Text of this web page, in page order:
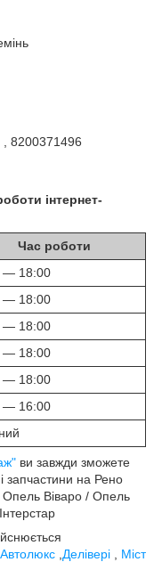
8200371496
Час роботи
— 18:00
— 18:00
— 18:00
— 18:00
— 18:00
— 16:00
ви завжди зможете
запчастини на Рено
Віваро / Опель
Автолюкс Делівері
Міст